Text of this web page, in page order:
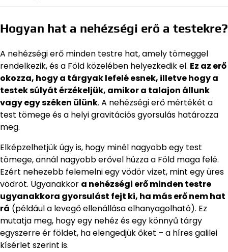
Hogyan hat a nehézségi erő a testekre?
A nehézségi erő minden testre hat, amely tömeggel
rendelkezik, és a Föld közelében helyezkedik el. Ez az erő
okozza, hogy a tárgyak lefelé esnek, illetve hogy a
testek súlyát érzékeljük, amikor a talajon állunk
vagy egy széken ülünk. A nehézségi erő mértékét a
test tömege és a helyi gravitációs gyorsulás határozza
meg.
Elképzelhetjük úgy is, hogy minél nagyobb egy test
tömege, annál nagyobb erővel húzza a Föld maga felé.
Ezért nehezebb felemelni egy vödör vizet, mint egy üres
vödröt. Ugyanakkor a nehézségi erő minden testre
ugyanakkora gyorsulást fejt ki, ha más erő nem hat
rá (például a levegő ellenállása elhanyagolható). Ez
mutatja meg, hogy egy nehéz és egy könnyű tárgy
egyszerre ér földet, ha elengedjük őket – a híres galilei
kísérlet szerint is.